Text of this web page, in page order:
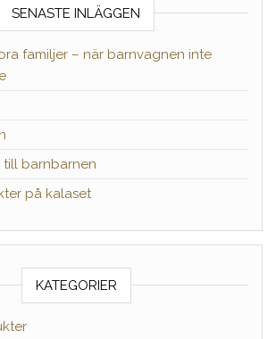
SENASTE INLÄGGEN
familjer – när barnvagnen inte
till barnbarnen
på kalaset
KATEGORIER